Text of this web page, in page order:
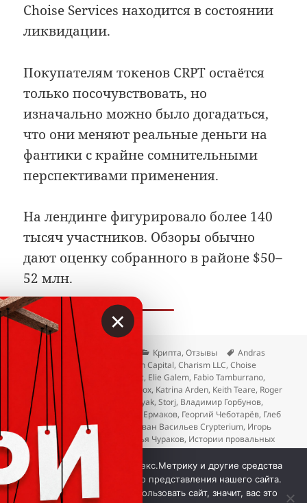
Choise Services находится в состоянии
ликвидации.
Покупателям токенов CRPT остаётся
только посочувствовать, но
изначально можно было догадаться,
что они меняют реальные деньги на
фантики с крайне сомнительными
перспективами применения.
На лендинге фигурировало более 140
тысяч участников. Обзоры обычно
дают оценку собранного в районе $50–
52 млн.
Опубликовано
13.12.2025 Рубрики
Крипта,Отзывы Метки
Andras
Kristof
,Austin Kimm Blockchain Capital,Charism LLC,Choise
Services UAB
choise.com Civic, Elie Galem, Fabio Tamburrano,
Gabriel Zanko
Giga Watt ICOBox, Katrina Arden, Keith Teare, Roger
Crook
Ruff Rubaker Steven Polyak,Storj, Владимир Горбунов,
Владимир Капустин
Георгий Ермаков, Георгий Чеботарёв, Глеб
Марков, Димитрий Фомин Иван Васильев Crypterium, Игорь
Семенченко, Игорь Цзян Илья Чураков, Истории провальных
ICO, Михаил Райцин Николай Евдокимов,Павел Распутин,
Семён Сергеев
Добавить комментарийк записи Как
Мы используем куки, Яндекс.Метрику и другие средства
аналитики для наилучшего представления нашего сайта.
Если вы продолжите использовать сайт, значит, вас это
×